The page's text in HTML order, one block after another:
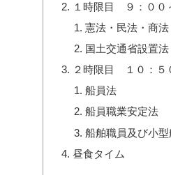
１時限目 ９：００
憲法・民法・商法
国土交通省設置法
２時限目 １０：５
船員法
船員職業安定法
船舶職員及び小
昼食タイム